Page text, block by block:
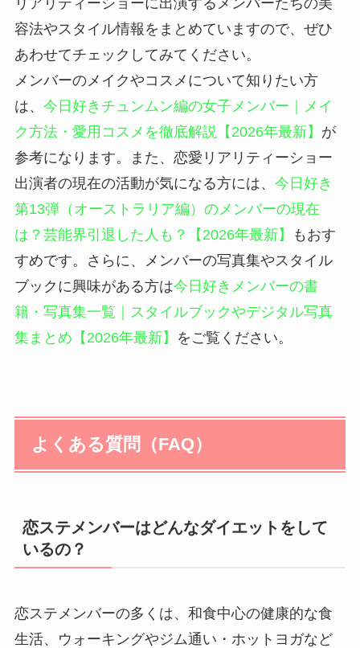
リアリティーショーに出演するメンバーたちの美
容法やスタイル情報をまとめていますので、ぜひ
あわせてチェックしてみてください。
メンバーのメイクやコスメについて知りたい方
は、 今日好きチュンムン編の女子メンバー｜メイ
ク方法・愛用コスメを徹底解説【2026年最新】 が
参考になります。また、恋愛リアリティーショー
出演者の現在の活動が気になる方には、 今日好き
第13弾（オーストラリア編）のメンバーの現在
は？芸能界引退した人も？【2026年最新】
もおす
すめです。さらに、メンバーの写真集やスタイル
ブックに興味がある方は今日好きメンバーの書
籍・写真集一覧｜スタイルブックやデジタル写真
集まとめ【2026年最新】
をご覧ください。
よくある質問（FAQ）
恋ステメンバーはどんなダイエットをして
いるの？
恋ステメンバーの多くは、和食中心の健康的な食
生活、ウォーキングやジム通い・ホットヨガなど